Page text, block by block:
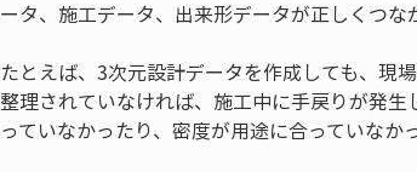
ータ、施工データ、出来形データが正しくつ
たとえば、3次元設計データを作成しても、現
整理されていなければ、施工中に手戻りが発
っていなかったり、密度が用途に合っていな